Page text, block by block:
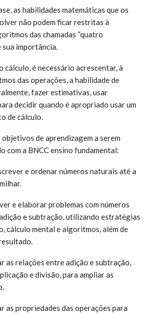
as habilidades matemáticas que os
não podem ficar restritas à
das chamadas “quatro
sua importância.
cálculo, é necessário acrescentar, à
das operações, a habilidade de
fazer estimativas, usar
decidir quando é apropriado usar um
de cálculo.
de aprendizagem a serem
com a BNCC ensino fundamental:
e ordenar números naturais até a
e elaborar problemas com números
e subtração, utilizando estratégias
cálculo mental e algoritmos, além de
as relações entre adição e subtração,
e divisão, para ampliar as
as propriedades das operações para